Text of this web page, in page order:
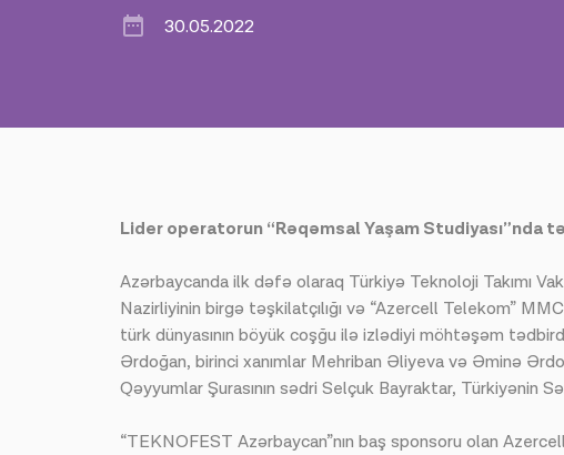
30.05.2022
Lider operatorun “Rəqəmsal Yaşam
Azərbaycanda ilk dəfə olaraq Türkiyə Teknoloji Takımı
Nazirliyinin birgə təşkilatçılığı və “Azercell Telekom”
türk dünyasının böyük coşğu ilə izlədiyi möhtəşəm
Ərdoğan, birinci xanımlar Mehriban Əliyeva və Əminə
Qəyyumlar Şurasının sədri Selçuk Bayraktar, Türkiyənin
“TEKNOFEST Azərbaycan”nın baş sponsoru olan